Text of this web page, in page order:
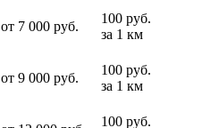
от 7 000 руб.
100 руб.
за 1 км
от 9 000 руб.
100 руб.
за 1 км
100 руб.